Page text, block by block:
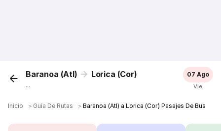
Baranoa (Atl) Lorica (Cor)
...
07 Ago
Vie
Inicio ＞ Guía De Rutas ＞Baranoa (Atl) a Lorica (Cor) Pasajes De Bus